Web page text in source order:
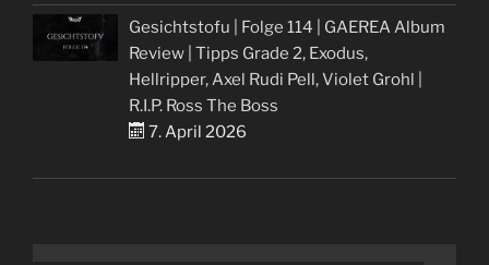
Gesichtstofu | Folge 114 | GAEREA Album
Review | Tipps Grade 2, Exodus,
Hellripper, Axel Rudi Pell, Violet Grohl |
R.I.P. Ross The Boss
7. April 2026